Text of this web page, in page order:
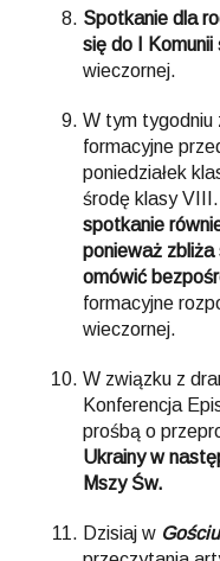
Spotkanie dla
się do I
wieczornej.
W tym tygodniu
formacyjne
poniedziałek
środę klasy VIII.
spotkanie
ponieważ
omówić
formacyjne
wieczornej.
W związku z
Konferencja
prośbą o
Ukrainy w
Mszy Św.
Dzisiaj w